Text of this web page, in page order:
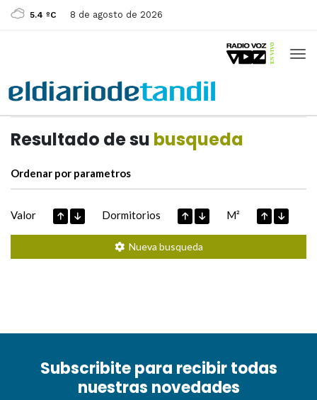
5.4 ºC 8 de agosto de 2026
Resultado de su busqueda
Ordenar por parametros
Valor Dormitorios M²
Nueva busqueda
Subscribite para recibir todas
nuestras novedades